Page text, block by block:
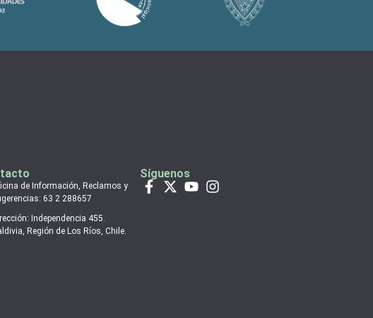
de Información, Reclamos y
63 2 288657
Independencia 455.
Región de Los Ríos, Chile.
Síguenos